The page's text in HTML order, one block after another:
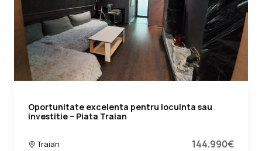
Oportunitate excelenta pentru locuinta sau
investitie – Piata Traian
Traian 144.990€